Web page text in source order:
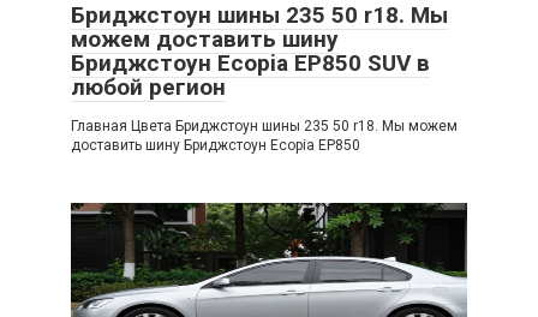
Бриджстоун шины 235 50 r18. Мы
можем доставить шину
Бриджстоун Ecopia EP850 SUV в
любой регион
Главная Цвета Бриджстоун шины 235 50 r18. Мы можем
доставить шину Бриджстоун Ecopia EP850